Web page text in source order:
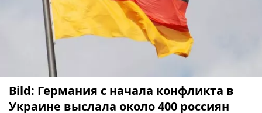
Bild: Германия с начала конфликта в
Украине выслала около 400 россиян